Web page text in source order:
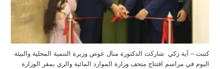
كتبت – آية زكي شاركت الدكتورة منال عوض وزيرة التنمية المحلية والبيئة
اليوم في مراسم افتتاح متحف وزارة الموارد المائية والري بمقر الوزارة